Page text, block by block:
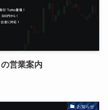
営業案内
お知らせ